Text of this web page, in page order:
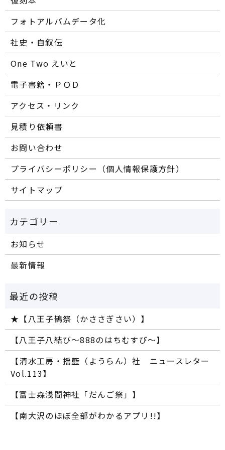
フォトアルバムデータ化
社史・自叙伝
One Two えいと
電子書籍・ＰＯＤ
アクセス・リンク
見積り依頼書
お問い合わせ
プライバシーポリシー（個人情報保護方針）
サイトマップ
お知らせ
最新情報
★【八王子鵲祭（かささぎさい）】
【八王子八結び～888のはちむすび～】
【清水工房・揺籃（ようらん）社 ニュースレター
Vol.113】
【富士森浅間神社「だんご祭」】
【南大沢のほぼ全部がわかるアプリ!!】